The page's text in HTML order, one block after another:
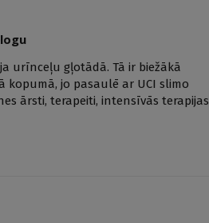
urīnceļu gļotādā. Tā ir biežākā
kopumā, jo pasaulē ar UCI slimo
ārsti, terapeiti, intensīvās terapijas